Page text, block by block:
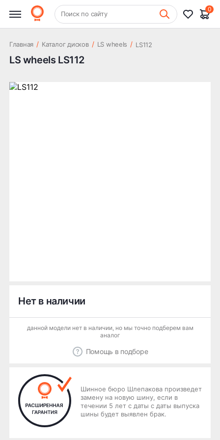
+7 (831) 261-35-35 Шиномонтаж
Поиск по сайту
0
Главная / Каталог дисков / LS wheels / LS112
LS wheels LS112
Нет в наличии
данной модели нет в наличии, но мы точно подберем вам
аналог
Помощь в подборе
Шинное бюро Шлепакова произведет
замену на новую шину, если в
течении 5 лет с даты с даты выпуска
шины будет выявлен брак.